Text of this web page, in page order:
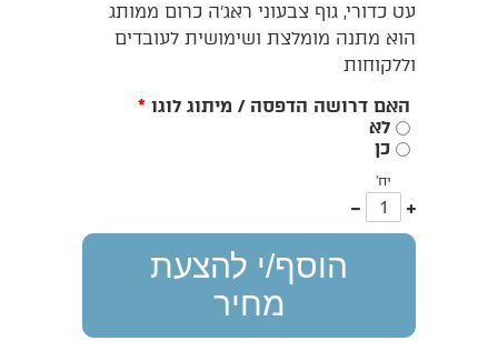
עט כדורי, גוף צבעוני ראג’ה כרום ממותג
הוא מתנה מומלצת ושימושית לעובדים
וללקוחות
האם דרושה הדפסה / מיתוג לוגו *
לא
כן
יח'
עוד
אחד
הוסף/י להצעת
מחיר